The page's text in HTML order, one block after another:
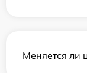
Меняется ли